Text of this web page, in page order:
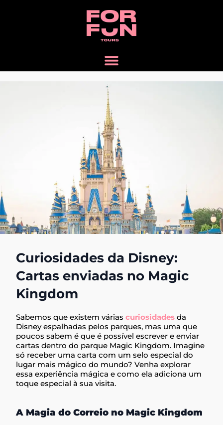
Curiosidades da Disney:
Cartas enviadas no Magic
Kingdom
Sabemos que existem váriascuriosidades da
Disney espalhadas pelos parques, mas uma que
poucos sabem é que é possível escrever e enviar
cartas dentro do parque Magic Kingdom. Imagine
só receber uma carta com um selo especial do
lugar mais mágico do mundo? Venha explorar
essa experiência mágica e como ela adiciona um
toque especial à sua visita.
A Magia do Correio no Magic Kingdom